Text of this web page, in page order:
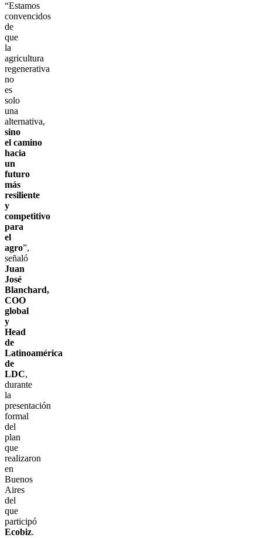
“Estamos
convencidos
de
que
la
agricultura
regenerativa
no
es
solo
una
alternativa,
sino
el camino
hacia
un
futuro
más
resiliente
y
competitivo
para
el
agro”,
señaló
Juan
José
Blanchard,
COO
global
y
Head
de
Latinoamérica
de
LDC,
durante
la
presentación
formal
del
plan
que
realizaron
en
Buenos
Aires
del
que
participó
Ecobiz.